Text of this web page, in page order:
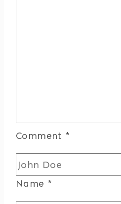
Comment *
Name *